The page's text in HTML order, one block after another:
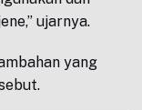
ujarnya.
yang